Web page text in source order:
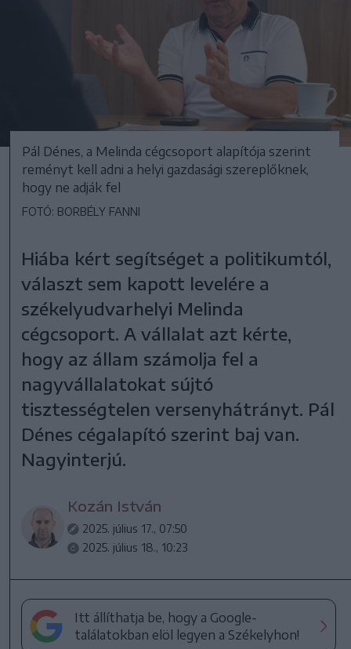
Pál Dénes, a Melinda cégcsoport alapítója szerint
reményt kell adni a helyi gazdasági szereplőknek,
hogy ne adják fel
FOTÓ: BORBÉLY FANNI
Hiába kért segítséget a politikumtól,
választ sem kapott levelére a
székelyudvarhelyi Melinda
cégcsoport. A vállalat azt kérte,
hogy az állam számolja fel a
nagyvállalatokat sújtó
tisztességtelen versenyhátrányt. Pál
Dénes cégalapító szerint baj van.
Nagyinterjú.
Kozán István
2025. július 17., 07:50
2025. július 18., 10:23
Itt állíthatja be, hogy a Google-
találatokban elöl legyen a Székelyhon!